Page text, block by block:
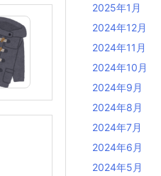
2025年1月
2024年12月
2024年11月
2024年10月
2024年9月
2024年8月
2024年7月
2024年6月
2024年5月